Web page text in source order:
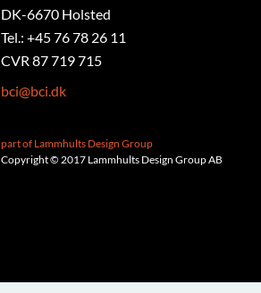
DK-6670 Holsted
Tel.: +45 76 78 26 11
CVR 87 719 715
bci@bci.dk
part of Lammhults Design Group
Copyright © 2017 Lammhults Design Group AB